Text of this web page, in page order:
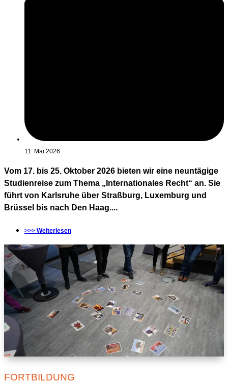
11. Mai 2026
Vom 17. bis 25. Oktober 2026 bieten wir eine neuntägige
Studienreise zum Thema „Internationales Recht“ an. Sie
führt von Karlsruhe über Straßburg, Luxemburg und
Brüssel bis nach Den Haag....
>>> Weiterlesen
FORTBILDUNG